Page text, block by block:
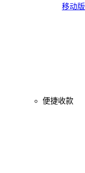
移动版
便捷收款